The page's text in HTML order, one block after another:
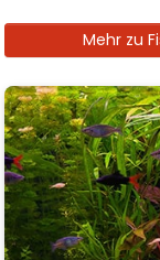
Mehr zu